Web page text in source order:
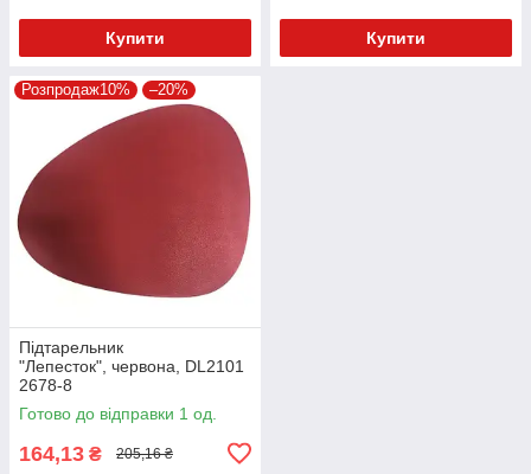
Купити Купити
Розпродаж10% –20%
Підтарельник
"Лепесток", червона, DL2101
2678-8
Готово до відправки 1 од.
164,13 ₴ 205,16 ₴